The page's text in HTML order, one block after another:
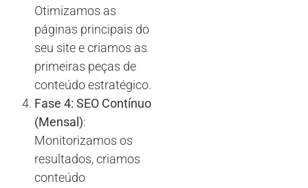
Otimizamos as
páginas principais do
seu site e criamos as
primeiras peças de
conteúdo estratégico.
Fase 4: SEO Contínuo
(Mensal):
Monitorizamos os
resultados, criamos
conteúdo